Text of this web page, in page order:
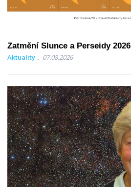
Zatmění Slunce a Perseidy
Aktuality 07.08.2026